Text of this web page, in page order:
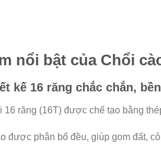
nổi bật của Chổi
kế 16 răng chắc chắn,
16 răng (16T) được chế tạo bằng
được phân bố đều, giúp gom đất,